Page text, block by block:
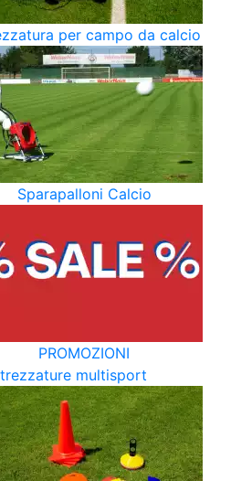
per campo da calcio
Sparapalloni Calcio
PROMOZIONI
multisport